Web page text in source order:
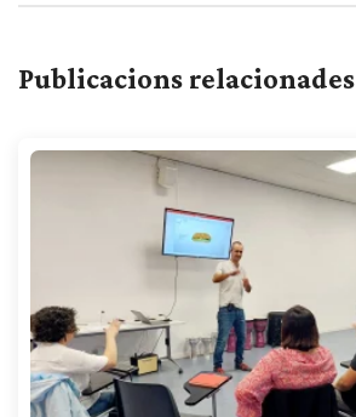
Publicacions relacionades